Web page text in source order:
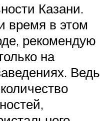
Казани.
время в этом
рекомендую
на
Ведь